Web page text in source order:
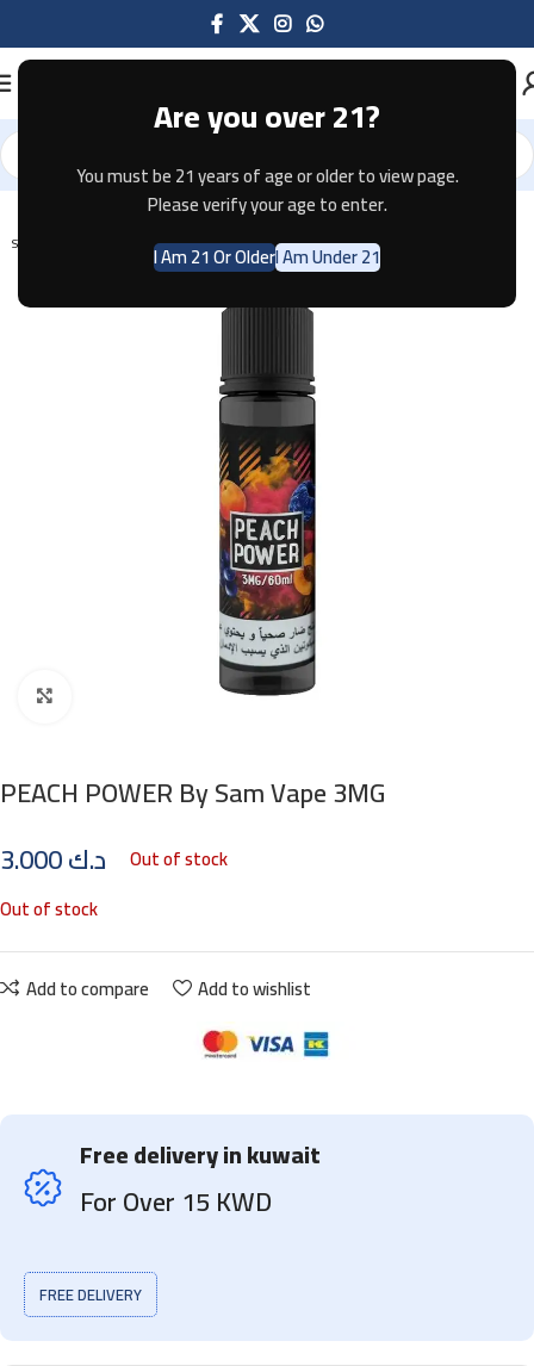
Are you over 21?
You must be 21 years of age or older to view page.
Please verify your age to enter.
I Am 21 Or OlderI Am Under 21
Home E-JUICE
SOLD OUT
PEACH POWER By Sam Vape 3MG
د.ك
Out of stock
Out of stock
Add to compare Add to wishlist
Free delivery in kuwait
For Over 15 KWD
FREE DELIVERY